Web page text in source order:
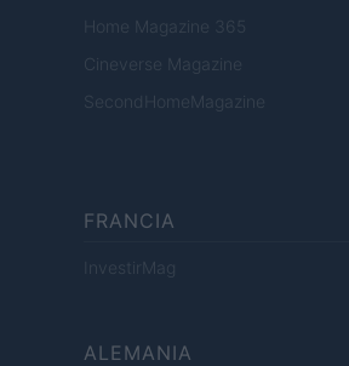
Home Magazine 365
Cineverse Magazine
SecondHomeMagazine
FRANCIA
InvestirMag
ALEMANIA